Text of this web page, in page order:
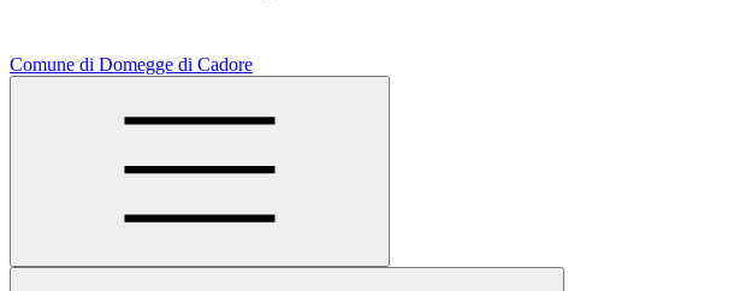
Comune di Domegge di Cadore